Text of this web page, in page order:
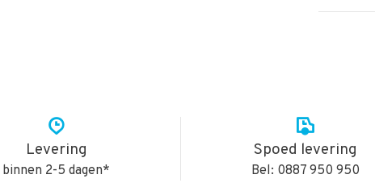
Levering
binnen 2-5 dagen*
Spoed levering
Bel: 0887 950 950